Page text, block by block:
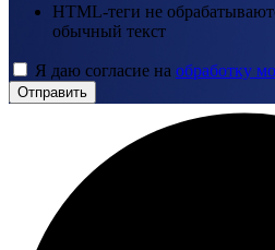
HTML-теги не
обычный текст
Я даю согласие на обработку
Отправить